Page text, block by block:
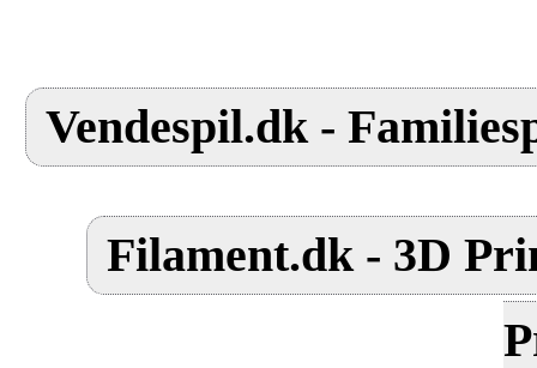
Vendespil.dk -
Filament.dk - 3D